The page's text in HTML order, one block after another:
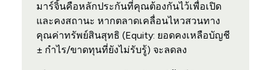
มาร์จิ้นคือหลักประกันที่คุณต้องกันไว้เพื่อเปิด
และคงสถานะ หากตลาดเคลื่อนไหวสวนทาง
คุณค่าทรัพย์สินสุทธิ (Equity: ยอดคงเหลือบัญชี
± กำไร/ขาดทุนที่ยังไม่รับรู้) จะลดลง